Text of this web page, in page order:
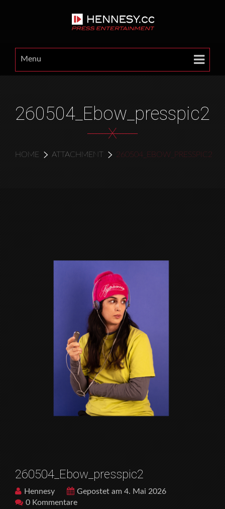
Menu
260504_Ebow_presspic2
X
HOME ATTACHMENT 260504_EBOW_PRESSPIC2
260504_Ebow_presspic2
Hennesy
Gepostet am 4. Mai 2026
0 Kommentare